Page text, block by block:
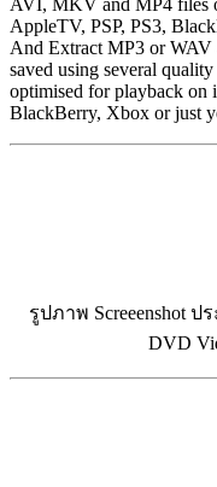
AVI, MKV and MP4 files
AppleTV, PSP, PS3,
And Extract MP3 or
saved using several
optimised for playback on
BlackBerry, Xbox or just
รูปภาพ Screeenshot
DVD